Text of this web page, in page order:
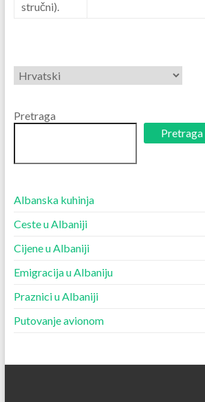
stručni).
Odaberite
jezik
Pretraga
Pretraga
Albanska kuhinja
Ceste u Albaniji
Cijene u Albaniji
Emigracija u Albaniju
Praznici u Albaniji
Putovanje avionom